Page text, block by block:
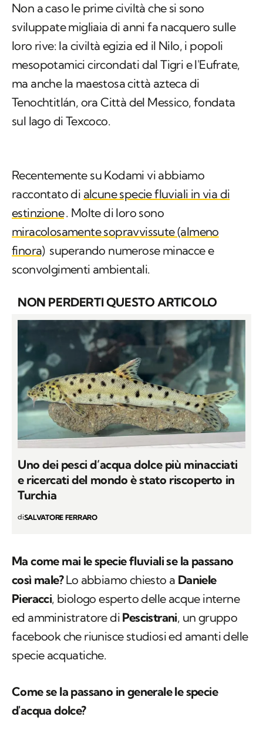
Non a caso le prime civiltà che si sono
sviluppate migliaia di anni fa nacquero sulle
loro rive: la civiltà egizia ed il Nilo, i popoli
mesopotamici circondati dal Tigri e l'Eufrate,
ma anche la maestosa città azteca di
Tenochtitlán, ora Città del Messico, fondata
sul lago di Texcoco.
Recentemente su Kodami vi abbiamo
raccontato di alcune specie fluviali in via di
estinzione. Molte di loro sono
miracolosamente sopravvissute (almeno
finora) superando numerose minacce e
sconvolgimenti ambientali.
NON PERDERTI QUESTO ARTICOLO
Uno dei pesci d’acqua dolce più minacciati
e ricercati del mondo è stato riscoperto in
Turchia
diSALVATORE FERRARO
Ma come mai le specie fluviali se la passano
così male?Lo abbiamo chiesto a Daniele
Pieracci, biologo esperto delle acque interne
ed amministratore di Pescistrani, un gruppo
facebook che riunisce studiosi ed amanti delle
specie acquatiche.
Come se la passano in generale le specie
d'acqua dolce?